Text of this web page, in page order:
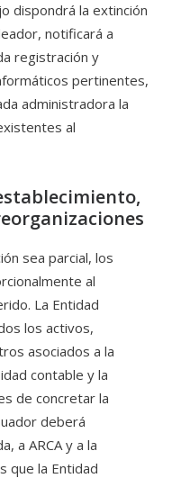
dispondrá la extinción
notificará a
registración y
pertinentes,
administradora la
al
sea parcial, los
al
La Entidad
los activos,
asociados a la
contable y la
de concretar la
deberá
a ARCA y a la
que la Entidad